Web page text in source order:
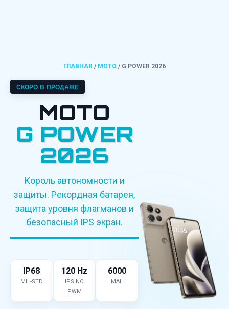
ГЛАВНАЯ / MOTO / G POWER 2026
СКОРО В ПРОДАЖЕ
MOTO
G POWER
2026
Король автономности и
защиты. Рекордная батарея,
защита уровня флагманов и
безопасный IPS экран.
IP68
MIL-STD
120 Hz
IPS NO
PWM
6000
MAH